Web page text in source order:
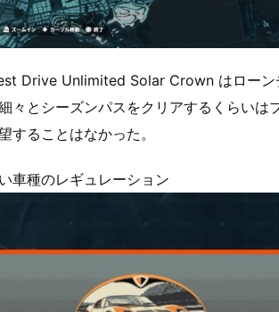
Drive Unlimited Solar Crown はローン
々とシーズンパスをクリアするくらいは
することはなかった。
車種のレギュレーション